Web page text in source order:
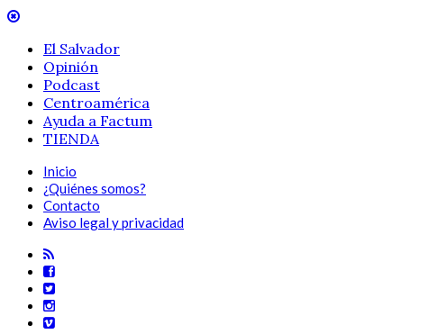
El Salvador
Opinión
Podcast
Centroamérica
Ayuda a Factum
TIENDA
Inicio
¿Quiénes somos?
Contacto
Aviso legal y privacidad